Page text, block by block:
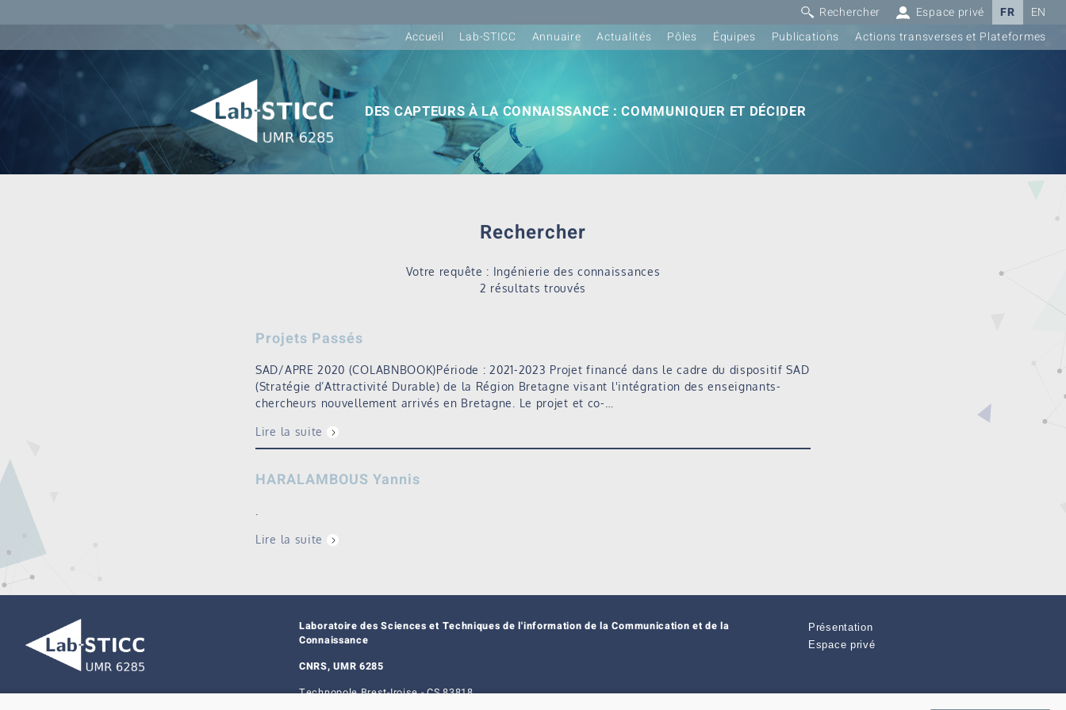
Rechercher Espace privé FR
EN
Accueil
Lab-STICC Annuaire Actualités Pôles Équipes Publications Actions transverses et Plateformes
DES CAPTEURS À LA CONNAISSANCE : COMMUNIQUER ET DÉCIDER
Rechercher
Votre requête : Ingénierie des connaissances
2 résultats trouvés
Projets Passés
SAD/APRE 2020 (COLABNBOOK)Période : 2021-2023 Projet financé dans le cadre du dispositif SAD
(Stratégie d’Attractivité Durable) de la Région Bretagne visant l'intégration des enseignants-
chercheurs nouvellement arrivés en Bretagne. Le projet et co-…
Lire la suite
HARALAMBOUS Yannis
Lire la suite
Laboratoire des Sciences et Techniques de l'information de la Communication et de la
Connaissance
CNRS, UMR 6285
Technopole Brest-Iroise - CS 83818
Présentation
Espace privé